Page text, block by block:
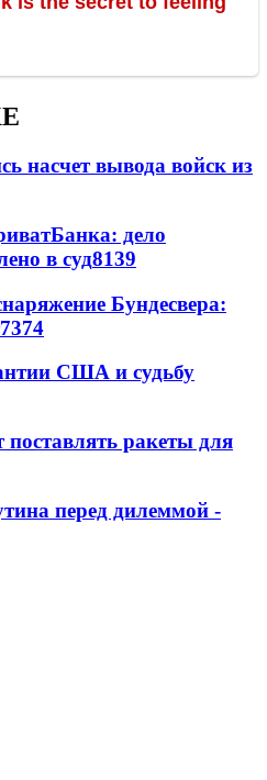
насчет вывода войск из
дело
в суд8139
Бундесвера:
7374
США и судьбу
ракеты для
перед дилеммой -